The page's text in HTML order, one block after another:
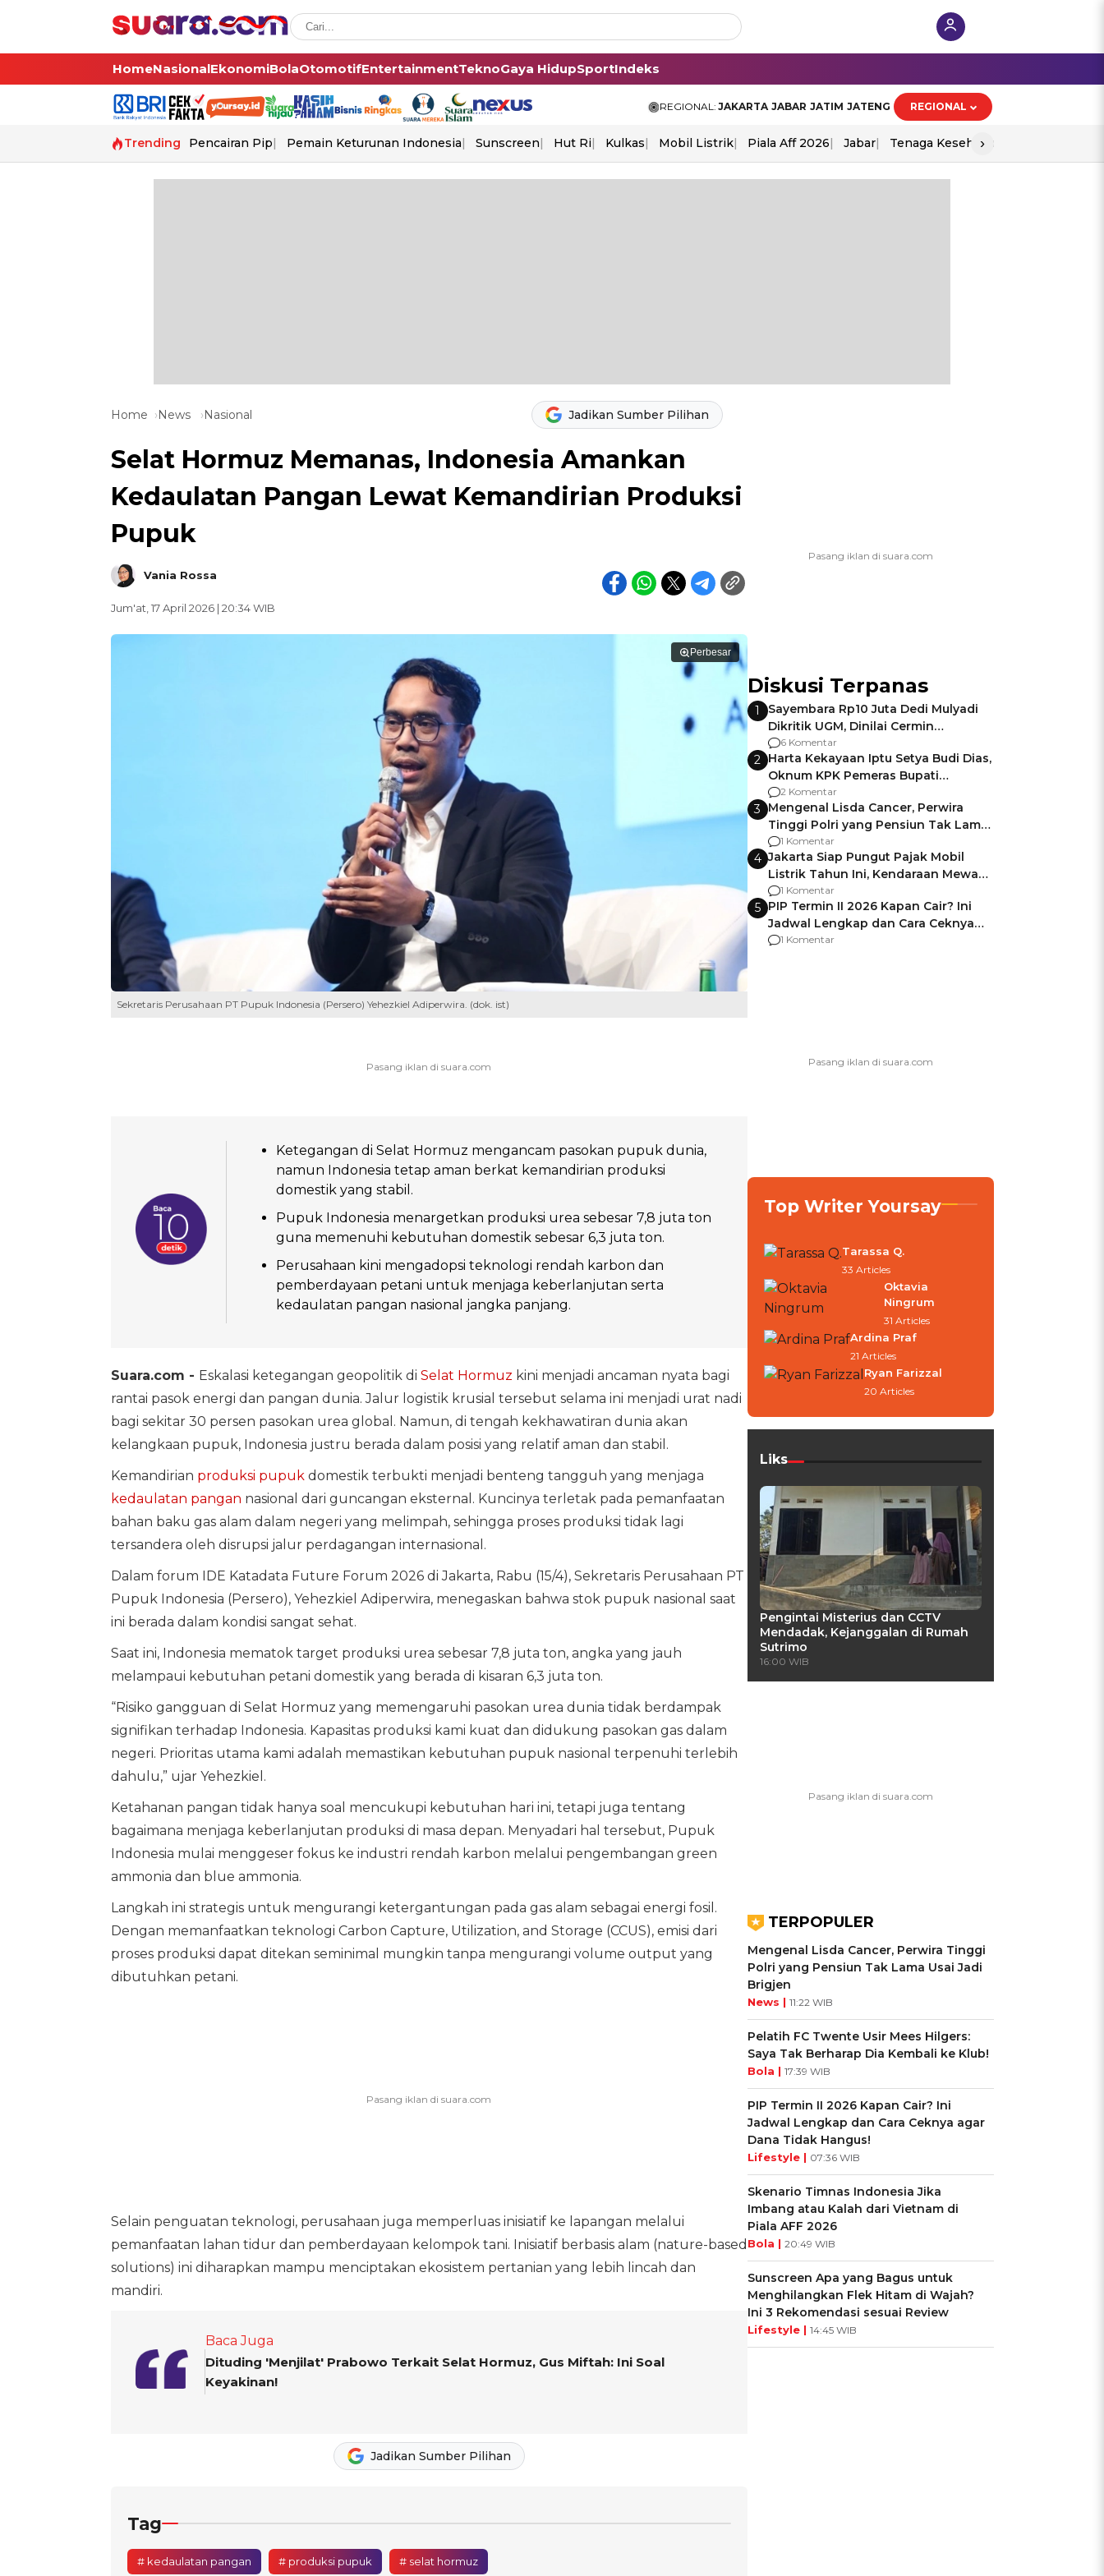
HomeNasionalEkonomiBolaOtomotifEntertainmentTeknoGaya HidupSportIndeks
REGIONAL: JAKARTA JABAR JATIM JATENG REGIONAL
Trending Pencairan Pip Pemain Keturunan Indonesia Sunscreen Hut Ri Kulkas Mobil Listrik Piala Aff 2026 Jabar Tenaga Kesehatan
›
Home News Nasional Jadikan Sumber Pilihan
Selat Hormuz Memanas, Indonesia Amankan
Kedaulatan Pangan Lewat Kemandirian Produksi
Pupuk
Vania Rossa
Jum'at, 17 April 2026 | 20:34 WIB
Perbesar
Sekretaris Perusahaan PT Pupuk Indonesia (Persero) Yehezkiel Adiperwira. (dok. ist)
Ketegangan di Selat Hormuz mengancam pasokan pupuk dunia,
namun Indonesia tetap aman berkat kemandirian produksi
domestik yang stabil.
Pupuk Indonesia menargetkan produksi urea sebesar 7,8 juta ton
guna memenuhi kebutuhan domestik sebesar 6,3 juta ton.
Perusahaan kini mengadopsi teknologi rendah karbon dan
pemberdayaan petani untuk menjaga keberlanjutan serta
kedaulatan pangan nasional jangka panjang.
Suara.com - Eskalasi ketegangan geopolitik di Selat Hormuz kini menjadi ancaman nyata bagi
rantai pasok energi dan pangan dunia. Jalur logistik krusial tersebut selama ini menjadi urat nadi
bagi sekitar 30 persen pasokan urea global. Namun, di tengah kekhawatiran dunia akan
kelangkaan pupuk, Indonesia justru berada dalam posisi yang relatif aman dan stabil.
Kemandirian produksi pupuk domestik terbukti menjadi benteng tangguh yang menjaga
kedaulatan pangan nasional dari guncangan eksternal. Kuncinya terletak pada pemanfaatan
bahan baku gas alam dalam negeri yang melimpah, sehingga proses produksi tidak lagi
tersandera oleh disrupsi jalur perdagangan internasional.
Dalam forum IDE Katadata Future Forum 2026 di Jakarta, Rabu (15/4), Sekretaris Perusahaan PT
Pupuk Indonesia (Persero), Yehezkiel Adiperwira, menegaskan bahwa stok pupuk nasional saat
ini berada dalam kondisi sangat sehat.
Saat ini, Indonesia mematok target produksi urea sebesar 7,8 juta ton, angka yang jauh
melampaui kebutuhan petani domestik yang berada di kisaran 6,3 juta ton.
“Risiko gangguan di Selat Hormuz yang memengaruhi pasokan urea dunia tidak berdampak
signifikan terhadap Indonesia. Kapasitas produksi kami kuat dan didukung pasokan gas dalam
negeri. Prioritas utama kami adalah memastikan kebutuhan pupuk nasional terpenuhi terlebih
dahulu,” ujar Yehezkiel.
Ketahanan pangan tidak hanya soal mencukupi kebutuhan hari ini, tetapi juga tentang
bagaimana menjaga keberlanjutan produksi di masa depan. Menyadari hal tersebut, Pupuk
Indonesia mulai menggeser fokus ke industri rendah karbon melalui pengembangan green
ammonia dan blue ammonia.
Langkah ini strategis untuk mengurangi ketergantungan pada gas alam sebagai energi fosil.
Dengan memanfaatkan teknologi Carbon Capture, Utilization, and Storage (CCUS), emisi dari
proses produksi dapat ditekan seminimal mungkin tanpa mengurangi volume output yang
dibutuhkan petani.
Selain penguatan teknologi, perusahaan juga memperluas inisiatif ke lapangan melalui
pemanfaatan lahan tidur dan pemberdayaan kelompok tani. Inisiatif berbasis alam (nature-based
solutions) ini diharapkan mampu menciptakan ekosistem pertanian yang lebih lincah dan
mandiri.
Baca Juga
Dituding 'Menjilat' Prabowo Terkait Selat Hormuz, Gus Miftah: Ini Soal
Keyakinan!
Jadikan Sumber Pilihan
Tag
# kedaulatan pangan # produksi pupuk # selat hormuz
Diskusi Terpanas
1
Sayembara Rp10 Juta Dedi Mulyadi
Dikritik UGM, Dinilai Cermin
Gagalnya Negara Jamin Keamanan
6 Komentar
2 Harta Kekayaan Iptu Setya Budi Dias,
Oknum KPK Pemeras Bupati
Pemalang
2 Komentar
3 Mengenal Lisda Cancer, Perwira
Tinggi Polri yang Pensiun Tak Lama
Usai Jadi Brigjen
1 Komentar
4 Jakarta Siap Pungut Pajak Mobil
Listrik Tahun Ini, Kendaraan Mewah
Kena hingga 75% PKB
1 Komentar
5 PIP Termin II 2026 Kapan Cair? Ini
Jadwal Lengkap dan Cara Ceknya
agar Dana Tidak Hangus!
1 Komentar
Top Writer Yoursay
Tarassa Q.
33 Articles
Oktavia
Ningrum
31 Articles
Ardina Praf
21 Articles
Ryan Farizzal
20 Articles
Liks
Pengintai Misterius dan CCTV
Mendadak, Kejanggalan di Rumah
Sutrimo
16:00 WIB
TERPOPULER
Mengenal Lisda Cancer, Perwira Tinggi
Polri yang Pensiun Tak Lama Usai Jadi
Brigjen
News | 11:22 WIB
Pelatih FC Twente Usir Mees Hilgers:
Saya Tak Berharap Dia Kembali ke Klub!
Bola | 17:39 WIB
PIP Termin II 2026 Kapan Cair? Ini
Jadwal Lengkap dan Cara Ceknya agar
Dana Tidak Hangus!
Lifestyle | 07:36 WIB
Skenario Timnas Indonesia Jika
Imbang atau Kalah dari Vietnam di
Piala AFF 2026
Bola | 20:49 WIB
Sunscreen Apa yang Bagus untuk
Menghilangkan Flek Hitam di Wajah?
Ini 3 Rekomendasi sesuai Review
Lifestyle | 14:45 WIB